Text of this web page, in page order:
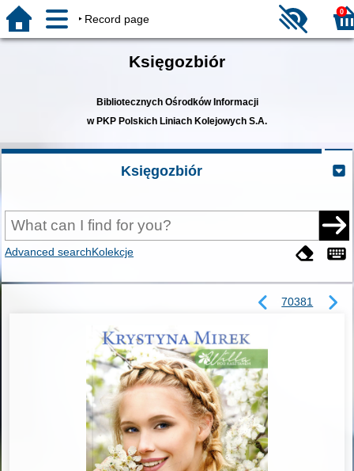
Record page
0
Księgozbiór
Bibliotecznych Ośrodków Informacji
w PKP Polskich Liniach Kolejowych S.A.
Księgozbiór
Advanced searchKolekcje
70381